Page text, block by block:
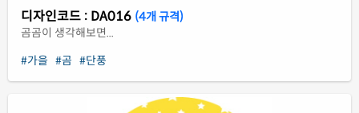
디자인코드 : DA016 (4개 규격)
곰곰이 생각해보면...
#가을 #곰 #단풍